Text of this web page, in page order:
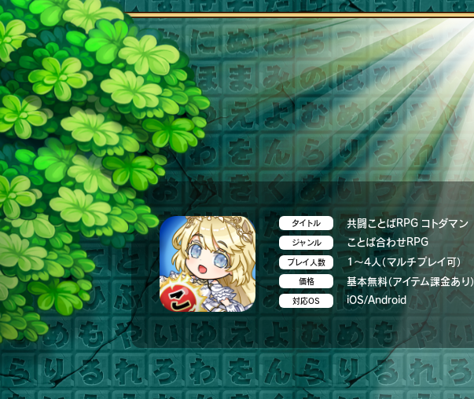
タイトル 共闘ことばRPG コトダマン
ジャンル ことば合わせRPG
プレイ人数 1～4人（マルチプレイ可）
価格 基本無料（アイテム課金あり）
対応OS iOS/Android